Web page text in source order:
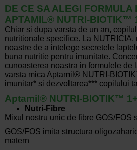
DE CE SA ALEGI FORMULA
APTAMIL® NUTRI-BIOTIK™
Chiar si dupa varsta de un an,
nutritionale specifice. La
noastre de a intelege secretele
buna nutritie pentru imunitate.
cunoasterea noastra in formulele de
varsta mica Aptamil® NUTRI-
imunitar* si dezvoltarea*** copilului
Aptamil® NUTRI-BIOTIK™
Nutri-Fibre
Mixul nostru unic de fibre GOS/FOS
GOS/FOS imita structura
matern